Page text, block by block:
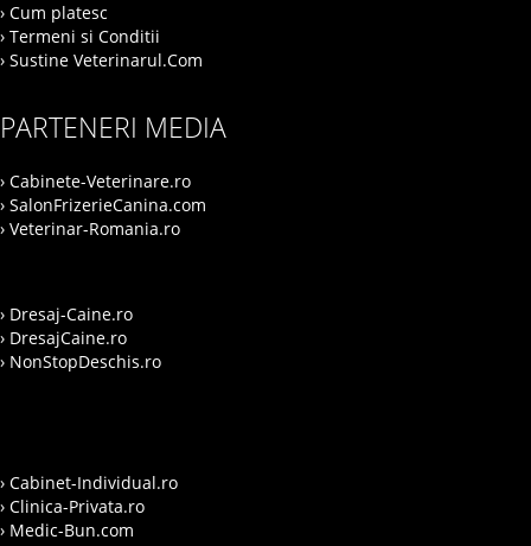
› Cum platesc
› Termeni si Conditii
› Sustine Veterinarul.Com
PARTENERI MEDIA
› Cabinete-Veterinare.ro
› SalonFrizerieCanina.com
› Veterinar-Romania.ro
› Dresaj-Caine.ro
› DresajCaine.ro
› NonStopDeschis.ro
› Cabinet-Individual.ro
› Clinica-Privata.ro
› Medic-Bun.com